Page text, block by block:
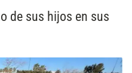
de sus hijos en sus